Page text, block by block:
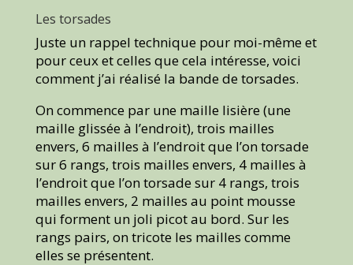
Les torsades
Juste un rappel technique pour moi-même et
pour ceux et celles que cela intéresse, voici
comment j’ai réalisé la bande de torsades.
On commence par une maille lisière (une
maille glissée à l’endroit), trois mailles
envers, 6 mailles à l’endroit que l’on torsade
sur 6 rangs, trois mailles envers, 4 mailles à
l’endroit que l’on torsade sur 4 rangs, trois
mailles envers, 2 mailles au point mousse
qui forment un joli picot au bord. Sur les
rangs pairs, on tricote les mailles comme
elles se présentent.